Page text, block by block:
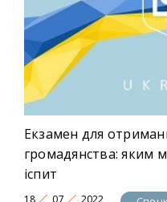
Екзамен для
громадянства: яким
іспит
18 07 2022